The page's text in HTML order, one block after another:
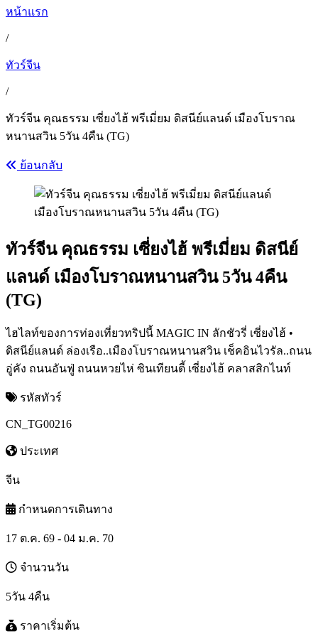
หน้าแรก
/
ทัวร์จีน
/
ทัวร์จีน คุณธรรม เซี่ยงไฮ้ พรีเมี่ยม ดิสนีย์แลนด์ เมืองโบราณ
หนานสวิน 5วัน 4คืน (TG)
ย้อนกลับ
ทัวร์จีน คุณธรรม เซี่ยงไฮ้ พรีเมี่ยม ดิสนีย์
แลนด์ เมืองโบราณหนานสวิน 5วัน 4คืน
(TG)
ไฮไลท์ของการท่องเที่ยวทริปนี้ MAGIC IN ลักชัวรี่ เซี่ยงไฮ้ •
ดิสนีย์แลนด์ ล่องเรือ..เมืองโบราณหนานสวิน เช็คอินไวรัล..ถนน
อู่คัง ถนนอันฟู่ ถนนหวยไห่ ซินเทียนตี้ เซี่ยงไฮ้ คลาสสิกไนท์
รหัสทัวร์
CN_TG00216
ประเทศ
จีน
กำหนดการเดินทาง
17 ต.ค. 69 - 04 ม.ค. 70
จำนวนวัน
5วัน 4คืน
ราคาเริ่มต้น